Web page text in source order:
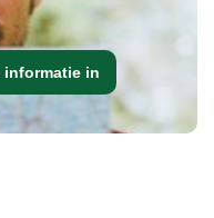
informatie in